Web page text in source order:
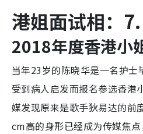
港姐面试相：
2018年度香港小
当年23岁的陈晓华是一名护
受到病人启发而报名参选香港
媒发现原来是歌手狄易达的前
cm高的身形已经成为传媒焦点